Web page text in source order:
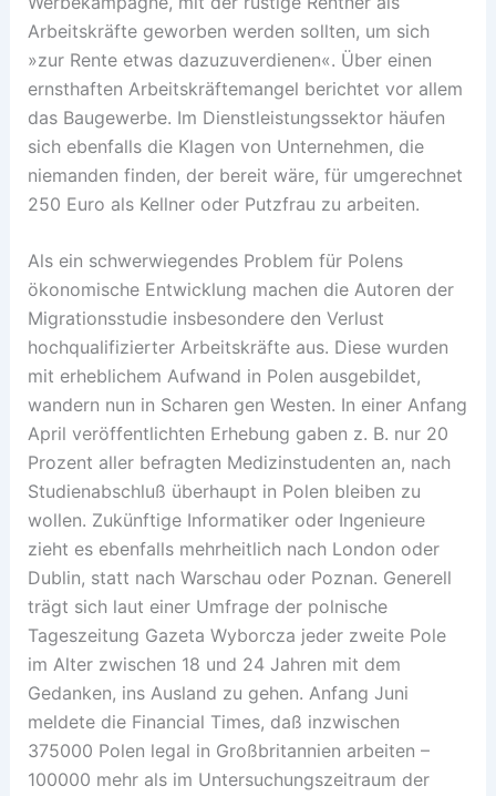
Arbeitskräfte geworben werden sollten, um sich
»zur Rente etwas dazuzuverdienen«. Über einen
ernsthaften Arbeitskräftemangel berichtet vor allem
das Baugewerbe. Im Dienstleistungssektor häufen
sich ebenfalls die Klagen von Unternehmen, die
niemanden finden, der bereit wäre, für umgerechnet
250 Euro als Kellner oder Putzfrau zu arbeiten.
Als ein schwerwiegendes Problem für Polens
ökonomische Entwicklung machen die Autoren der
Migrationsstudie insbesondere den Verlust
hochqualifizierter Arbeitskräfte aus. Diese wurden
mit erheblichem Aufwand in Polen ausgebildet,
wandern nun in Scharen gen Westen. In einer Anfang
April veröffentlichten Erhebung gaben z. B. nur 20
Prozent aller befragten Medizinstudenten an, nach
Studienabschluß überhaupt in Polen bleiben zu
wollen. Zukünftige Informatiker oder Ingenieure
zieht es ebenfalls mehrheitlich nach London oder
Dublin, statt nach Warschau oder Poznan. Generell
trägt sich laut einer Umfrage der polnische
Tageszeitung Gazeta Wyborcza jeder zweite Pole
im Alter zwischen 18 und 24 Jahren mit dem
Gedanken, ins Ausland zu gehen. Anfang Juni
meldete die Financial Times, daß inzwischen
375000 Polen legal in Großbritannien arbeiten –
100000 mehr als im Untersuchungszeitraum der